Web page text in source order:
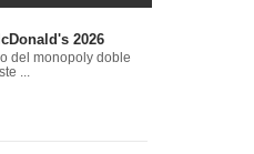
2026
del monopoly doble
...